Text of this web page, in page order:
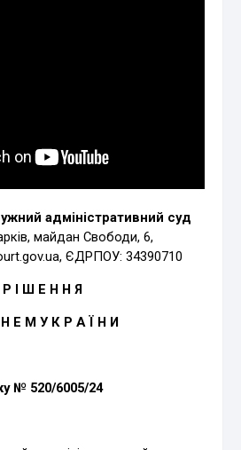
адміністративний суд
майдан Свободи, 6,
ЄДРПОУ: 34390710
Р І Ш Е Н Н Я
Н Е М У К Р А Ї Н И
№ 520/6005/24